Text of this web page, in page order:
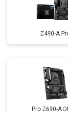
Z490-A
Pro Z690-A